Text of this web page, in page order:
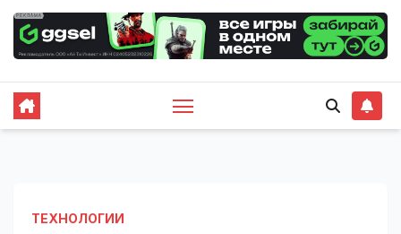
ТЕХНОЛОГИИ